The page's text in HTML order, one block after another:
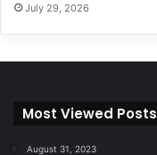
July 29, 2026
Most Viewed Posts
August 31, 2023